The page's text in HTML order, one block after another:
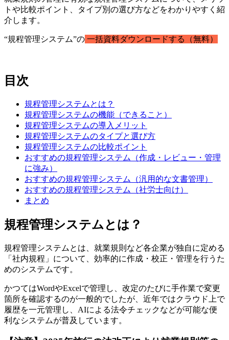
トや比較ポイント、タイプ別の選び方などをわかりやすく紹
介します。
“規程管理システム”の 一括資料ダウンロードする（無料）
目次
規程管理システムとは？
規程管理システムの機能（できること）
規程管理システムの導入メリット
規程管理システムのタイプと選び方
規程管理システムの比較ポイント
おすすめの規程管理システム（作成・レビュー・管理
に強み）
おすすめの規程管理システム（汎用的な文書管理）
おすすめの規程管理システム（社労士向け）
まとめ
規程管理システムとは？
規程管理システムとは、就業規則など各企業が独自に定める
「社内規程」について、効率的に作成・校正・管理を行うた
めのシステムです。
かつてはWordやExcelで管理し、改定のたびに手作業で変更
箇所を確認するのが一般的でしたが、近年ではクラウド上で
履歴を一元管理し、AIによる法令チェックなどが可能な便
利なシステムが普及しています。